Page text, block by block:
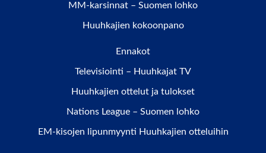
MM-karsinnat – Suomen lohko
Huuhkajien kokoonpano
Ennakot
Televisiointi – Huuhkajat TV
Huuhkajien ottelut ja tulokset
Nations League – Suomen lohko
EM-kisojen lipunmyynti Huuhkajien otteluihin